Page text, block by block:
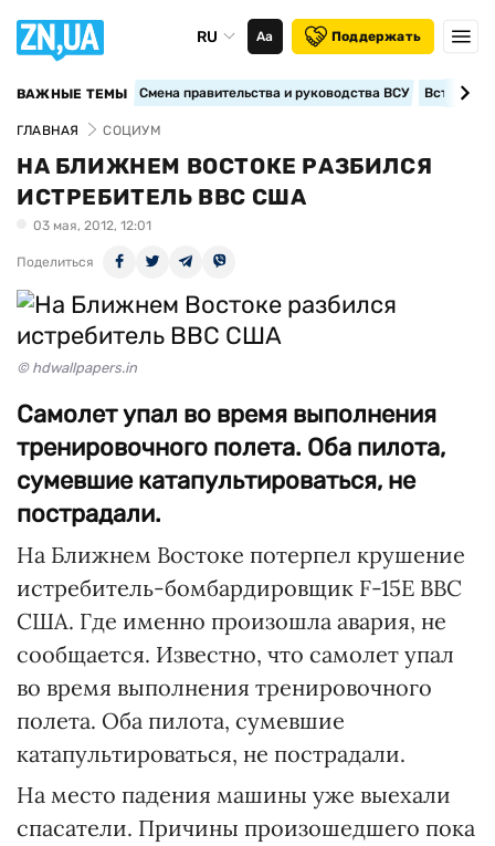
RU Аа Поддержать
ВАЖНЫЕ ТЕМЫ Смена правительства и руководства ВСУ
ГЛАВНАЯ СОЦИУМ
НА БЛИЖНЕМ ВОСТОКЕ РАЗБИЛСЯ
ИСТРЕБИТЕЛЬ ВВС США
03 мая, 2012, 12:01
Поделиться
© hdwallpapers.in
Cамолет упал во время выполнения
тренировочного полета. Оба пилота,
сумевшие катапультироваться, не
пострадали.
На Ближнем Востоке потерпел крушение
истребитель-бомбардировщик F-15E ВВС
США. Где именно произошла авария, не
сообщается. Известно, что самолет упал
во время выполнения тренировочного
полета. Оба пилота, сумевшие
катапультироваться, не пострадали.
На место падения машины уже выехали
спасатели. Причины произошедшего пока